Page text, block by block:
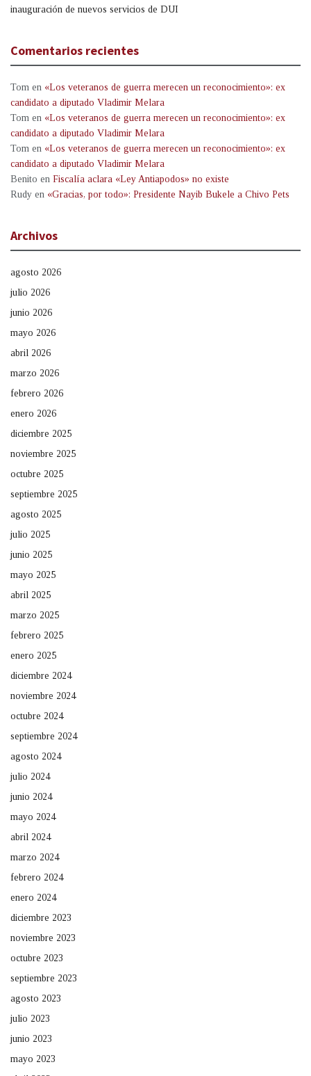
inauguración de nuevos servicios de DUI
Comentarios recientes
Tom en «Los veteranos de guerra merecen un reconocimiento»: ex
candidato a diputado Vladimir Melara
Tom en «Los veteranos de guerra merecen un reconocimiento»: ex
candidato a diputado Vladimir Melara
Tom en «Los veteranos de guerra merecen un reconocimiento»: ex
candidato a diputado Vladimir Melara
Benito en Fiscalía aclara «Ley Antiapodos» no existe
Rudy en «Gracias, por todo»: Presidente Nayib Bukele a Chivo Pets
Archivos
agosto 2026
julio 2026
junio 2026
mayo 2026
abril 2026
marzo 2026
febrero 2026
enero 2026
diciembre 2025
noviembre 2025
octubre 2025
septiembre 2025
agosto 2025
julio 2025
junio 2025
mayo 2025
abril 2025
marzo 2025
febrero 2025
enero 2025
diciembre 2024
noviembre 2024
octubre 2024
septiembre 2024
agosto 2024
julio 2024
junio 2024
mayo 2024
abril 2024
marzo 2024
febrero 2024
enero 2024
diciembre 2023
noviembre 2023
octubre 2023
septiembre 2023
agosto 2023
julio 2023
junio 2023
mayo 2023